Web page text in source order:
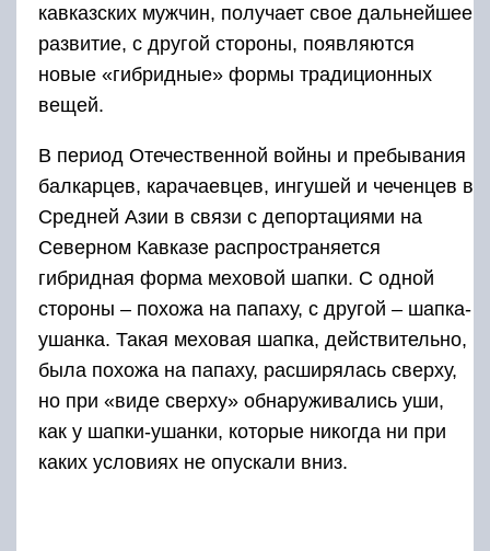
кавказских мужчин, получает свое дальнейшее
развитие, с другой стороны, появляются
новые «гибридные» формы традиционных
вещей.
В период Отечественной войны и пребывания
балкарцев, карачаевцев, ингушей и чеченцев в
Средней Азии в связи с депортациями на
Северном Кавказе распространяется
гибридная форма меховой шапки. С одной
стороны – похожа на папаху, с другой – шапка-
ушанка. Такая меховая шапка, действительно,
была похожа на папаху, расширялась сверху,
но при «виде сверху» обнаруживались уши,
как у шапки-ушанки, которые никогда ни при
каких условиях не опускали вниз.